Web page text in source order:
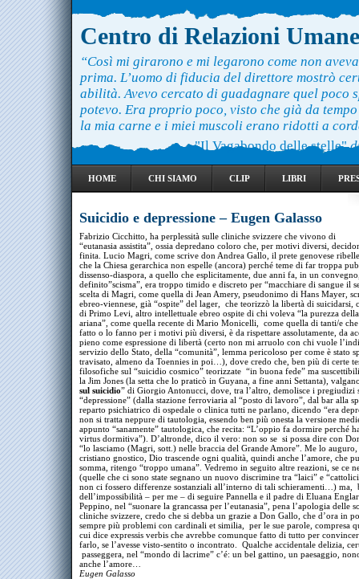
Centro di Relazioni Umane
“Così mi girarono e mi legarono come non
prima. L’uomo di fiducia del direttore mostrò
abilità. Avevo cercato di guadagnare quel poco
potevo. Era proprio poco, visto che già da
la mia carne e i miei muscoli erano ridotti a
"Il Vagabondo delle stelle"
HOME CHI SIAMO CLIP LIBRI
Suicidio e depressione – Eugen Galasso
Fabrizio Cicchitto, ha perplessità sulle cliniche svizzere che vivono di
“eutanasia assistita”, ossia depredano coloro che, per motivi diversi,
finita. Lucio Magri, come scrive don Andrea Gallo, il prete genovese
che la Chiesa gerarchica non espelle (ancora) perché teme di far troppa
dissenso-diaspora, a quello che esplicitamente, due anni fa, in un
definito”scisma”, era troppo timido e discreto per “macchiare di sangue il
scelta di Magri, come quella di Jean Amery, pseudonimo di Hans Mayer,
ebreo-viennese, già “ospite” del lager, che teorizzò la libertà di suicidarsi,
di Primo Levi, altro intellettuale ebreo ospite di chi voleva “la purezza
ariana”, come quella recente di Mario Monicelli, come quella di tanti/e
fatto o lo fanno per i motivi più diversi, è da rispettare assolutamente, da
pieno come espressione di libertà (certo non mi arruolo con chi vuole
servizio dello Stato, della “comunità”, lemma pericoloso per come è stato
travisato, almeno da Toennies in poi…), dove credo che, ben più di certe
filosofiche sul “suicidio cosmico” teorizzate “in buona fede” ma
la Jim Jones (la setta che lo praticò in Guyana, a fine anni Settanta),
sul suicidio” di Giorgio Antonucci, dove, tra l’altro, demolisce i pregiudizi
“depressione” (dalla stazione ferroviaria al “posto di lavoro”, dal bar alla
reparto psichiatrico di ospedale o clinica tutti ne parlano, dicendo “era
non si tratta neppure di tautologia, essendo ben più onesta la versione
appunto “sanamente” tautologica, che recita: “L’oppio fa dormire perché
virtus dormitiva”). D’altronde, dico il vero: non so se si possa dire con
“lo lasciamo (Magri, sott.) nelle braccia del Grande Amore”. Me lo auguro,
cristiano gnostico, Dio trascende ogni qualità, quindi anche l’amore, che
somma, ritengo “troppo umana”. Vedremo in seguito altre reazioni, se ce
(quelle che ci sono state segnano un nuovo discrimine tra “laici” e
non ci fossero differenze sostanziali all’interno di tali schieramenti…) ma,
dell’impossibilità – per me – di seguire Pannella e il padre di Eluana
Peppino, nel “suonare la grancassa per l’eutanasia”, pena l’apologia delle
cliniche svizzere, credo che si debba un grazie a Don Gallo, che d’ora in
sempre più problemi con cardinali et similia, per le sue parole, compresa
cui dice expressis verbis che avrebbe comunque fatto di tutto per
farlo, se l’avesse visto-sentito o incontrato. Qualche accidentale delizia,
passeggera, nel “mondo di lacrime” c’é: un bel gattino, un paesaggio,
anche l’amore…
Eugen Galasso